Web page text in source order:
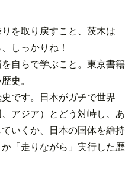
を取り戻すこと、茨木は
しっかりね！
自らで学ぶこと。東京書籍
史。
です。日本がガチで世界
アジア）とどう対峙し、あ
いくか、日本の国体を維持
「走りながら」実行した歴